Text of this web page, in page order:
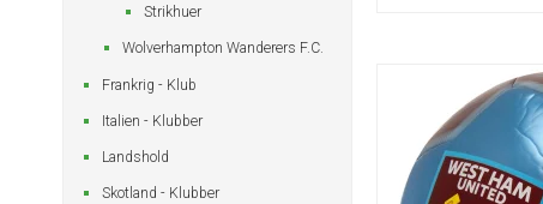
Strikhuer
Wolverhampton Wanderers F.C.
Frankrig - Klub
Italien - Klubber
Landshold
Skotland - Klubber